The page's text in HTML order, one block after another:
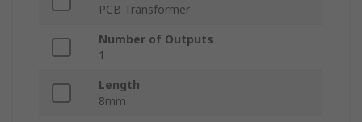
PCB Transformer
Number of Outputs
1
Length
8mm